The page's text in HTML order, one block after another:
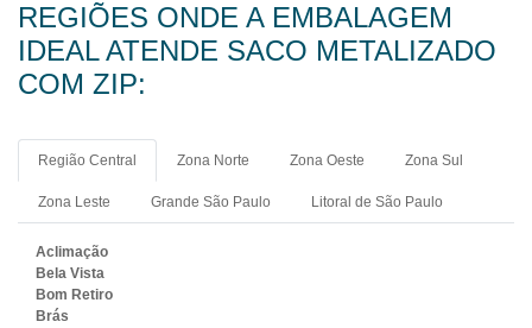
REGIÕES ONDE A EMBALAGEM
IDEAL ATENDE SACO METALIZADO
COM ZIP:
Região Central Zona Norte Zona Oeste Zona Sul
Zona Leste Grande São Paulo Litoral de São Paulo
Aclimação
Bela Vista
Bom Retiro
Brás